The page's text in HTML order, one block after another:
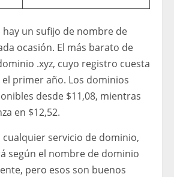
un sufijo de nombre de
ocasión. El más barato de
.xyz, cuyo registro cuesta
primer año. Los dominios
desde $11,08, mientras
en $12,52.
cualquier servicio de dominio,
según el nombre de dominio
pero esos son buenos